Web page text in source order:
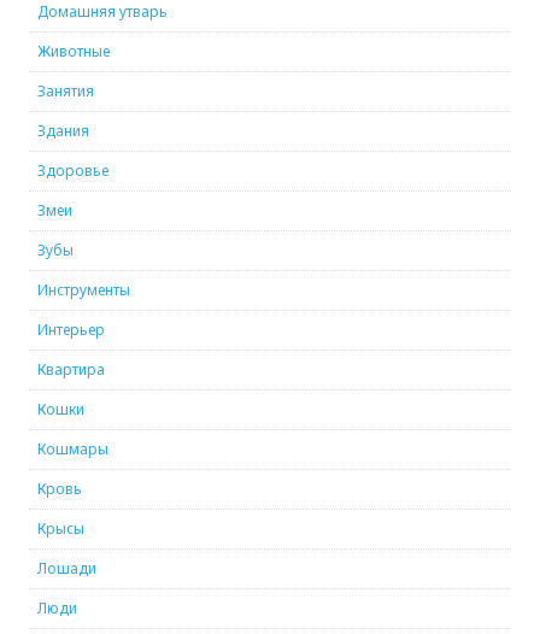
Домашняя утварь
Животные
Занятия
Здания
Здоровье
Змеи
Зубы
Инструменты
Интерьер
Квартира
Кошки
Кошмары
Кровь
Крысы
Лошади
Люди